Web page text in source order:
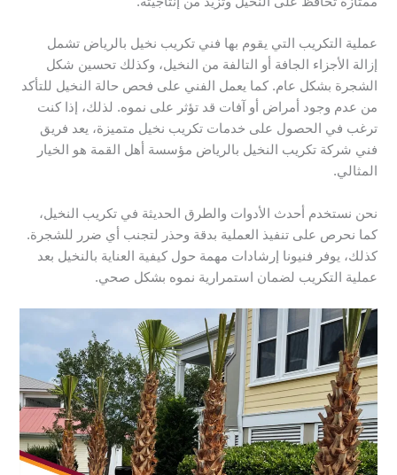
عملية التكريب التي يقوم بها فني تكريب نخيل بالرياض تشمل
إزالة الأجزاء الجافة أو التالفة من النخيل، وكذلك تحسين شكل
الشجرة بشكل عام. كما يعمل الفني على فحص حالة النخيل للتأكد
من عدم وجود أمراض أو آفات قد تؤثر على نموه. لذلك، إذا كنت
ترغب في الحصول على خدمات تكريب نخيل متميزة، يعد فريق
فني شركة تكريب النخيل بالرياض مؤسسة أهل القمة هو الخيار
المثالي.
نحن نستخدم أحدث الأدوات والطرق الحديثة في تكريب النخيل،
كما نحرص على تنفيذ العملية بدقة وحذر لتجنب أي ضرر للشجرة.
كذلك، يوفر فنيونا إرشادات مهمة حول كيفية العناية بالنخيل بعد
عملية التكريب لضمان استمرارية نموه بشكل صحي.